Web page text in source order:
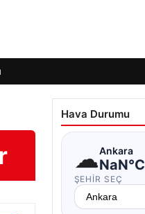
Hava Durumu
☁Ankara
NaN°C
ŞEHIR SEÇ